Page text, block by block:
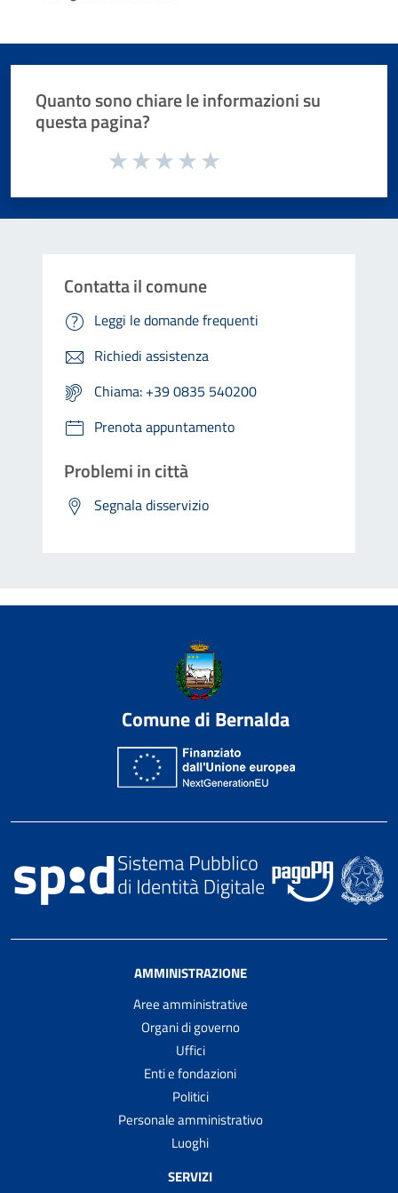
Quanto sono chiare le informazioni su
questa pagina?
Valuta da 1 a 5 stelle la pagina
Contatta il comune
Leggi le domande frequenti
Richiedi assistenza
Chiama: +39 0835 540200
Prenota appuntamento
Problemi in città
Segnala disservizio
Comune di Bernalda
AMMINISTRAZIONE
Aree amministrative
Organi di governo
Uffici
Enti e fondazioni
Politici
Personale amministrativo
Luoghi
SERVIZI